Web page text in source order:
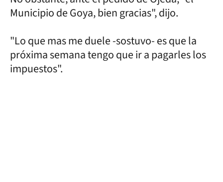
Municipio de Goya, bien gracias", dijo.
"Lo que mas me duele -sostuvo- es que la
próxima semana tengo que ir a pagarles los
impuestos".